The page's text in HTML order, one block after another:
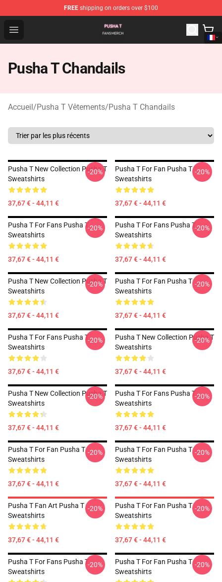
FREE shipping on orders over $100
Open menu
Pusha T Shop - Official Pusha T Merchandise Store
Pusha T Chandails
Accueil/Pusha T Vêtements/Pusha T Chandails
Pusha T New Collection Pusha T
Sweatshirts
37,67 € - 44,11 €
-20%
Pusha T For Fan Pusha T
Sweatshirts
37,67 € - 44,11 €
-20%
Pusha T For Fans Pusha T
Sweatshirts
37,67 € - 44,11 €
-20%
Pusha T For Fans Pusha T
Sweatshirts
37,67 € - 44,11 €
-20%
Pusha T New Collection Pusha T
Sweatshirts
37,67 € - 44,11 €
-20%
Pusha T For Fan Pusha T
Sweatshirts
37,67 € - 44,11 €
-20%
Pusha T For Fans Pusha T
Sweatshirts
37,67 € - 44,11 €
-20%
Pusha T New Collection Pusha T
Sweatshirts
37,67 € - 44,11 €
-20%
Pusha T New Collection Pusha T
Sweatshirts
37,67 € - 44,11 €
-20%
Pusha T For Fans Pusha T
Sweatshirts
37,67 € - 44,11 €
-20%
Pusha T For Fan Pusha T
Sweatshirts
37,67 € - 44,11 €
-20%
Pusha T For Fan Pusha T
Sweatshirts
37,67 € - 44,11 €
-20%
Pusha T Fan Art Pusha T
Sweatshirts
37,67 € - 44,11 €
-20%
Pusha T For Fan Pusha T
Sweatshirts
37,67 € - 44,11 €
-20%
Pusha T For Fans Pusha T
Sweatshirts
-20%
Pusha T For Fan Pusha T
Sweatshirts
-20%